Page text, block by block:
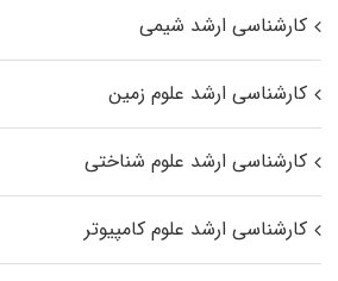
کارشناسی ارشد شیمی
کارشناسی ارشد علوم زمین
کارشناسی ارشد علوم شناختی
کارشناسی ارشد علوم کامپیوتر